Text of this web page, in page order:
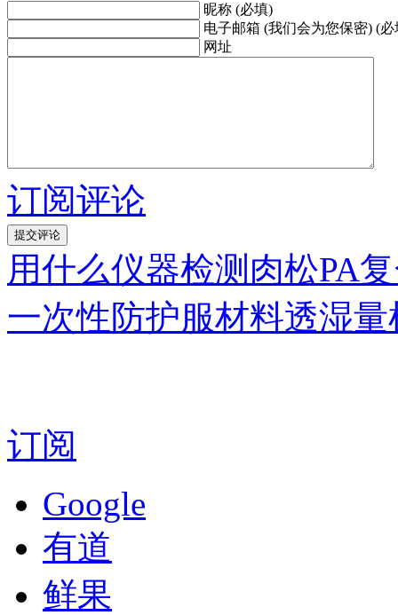
昵称 (必填)
电子邮箱 (我们会为您保密) (必
网址
订阅评论
用什么仪器检测肉松PA
一次性防护服材料透湿
订阅
Google
有道
鲜果